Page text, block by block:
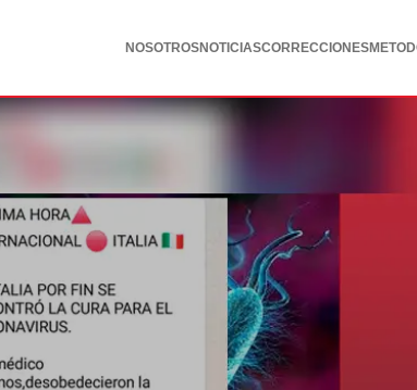
NOSOTROSNOTICIASCORRECCIONES